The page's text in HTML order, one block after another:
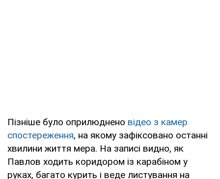
Пізніше було оприлюднено відео з камер
спостереження, на якому зафіксовано останні
хвилини життя мера. На записі видно, як
Павлов ходить коридором із карабіном у
руках, багато курить і веде листування на